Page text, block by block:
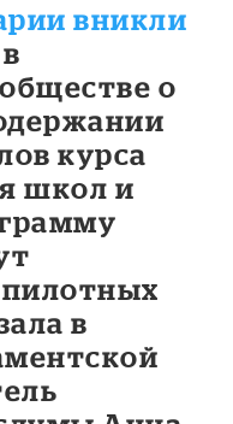
вникли
о
курса
школ и
пилотных
в